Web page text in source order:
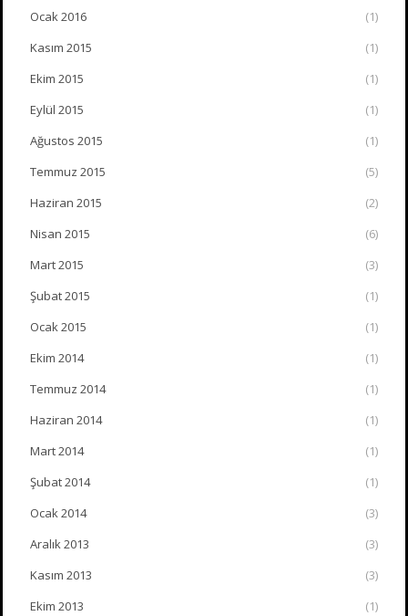
Ocak 2016
(1)
Kasım 2015
(1)
Ekim 2015
(1)
Eylül 2015
(1)
Ağustos 2015
(1)
Temmuz 2015
(5)
Haziran 2015
(2)
Nisan 2015
(6)
Mart 2015
(3)
Şubat 2015
(1)
Ocak 2015
(1)
Ekim 2014
(1)
Temmuz 2014
(1)
Haziran 2014
(1)
Mart 2014
(1)
Şubat 2014
(1)
Ocak 2014
(3)
Aralık 2013
(3)
Kasım 2013
(3)
Ekim 2013
(1)